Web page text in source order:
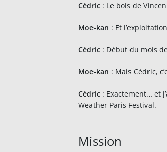
Cédric : Le bois de
Moe-kan : Et
Cédric : Début du mois
Moe-kan : Mais Cédric,
Cédric : Exactement… et
Weather Paris Festival.
Mission